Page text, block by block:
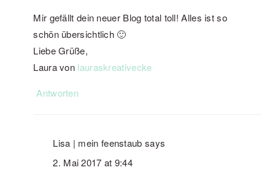
Mir gefällt dein neuer Blog total toll! Alles ist so
schön übersichtlich 🙂
Liebe Grüße,
Laura von lauraskreativecke
Antworten
Lisa | mein feenstaub says
2. Mai 2017 at 9:44